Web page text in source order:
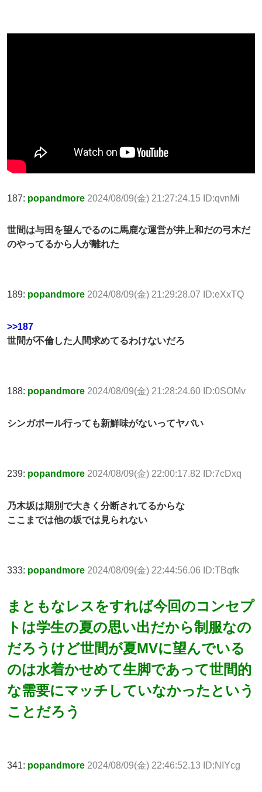
187: popandmore 2024/08/09(金) 21:27:24.15 ID:qvnMi
世間は与田を望んでるのに馬鹿な運営が井上和だの弓木だ
のやってるから人が離れた
189: popandmore 2024/08/09(金) 21:29:28.07 ID:eXxTQ
>>187
世間が不倫した人間求めてるわけないだろ
188: popandmore 2024/08/09(金) 21:28:24.60 ID:0SOMv
シンガポール行っても新鮮味がないってヤバい
239: popandmore 2024/08/09(金) 22:00:17.82 ID:7cDxq
乃木坂は期別で大きく分断されてるからな
ここまでは他の坂では見られない
333: popandmore 2024/08/09(金) 22:44:56.06 ID:TBqfk
まともなレスをすれば今回のコンセプ
トは学生の夏の思い出だから制服なの
だろうけど世間が夏MVに望んでいる
のは水着かせめて生脚であって世間的
な需要にマッチしていなかったという
ことだろう
341: popandmore 2024/08/09(金) 22:46:52.13 ID:NIYcg